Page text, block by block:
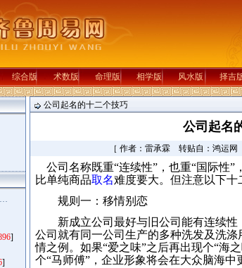
综合版 术数版 命理版 相学版 风水版 择吉
…
]
]
公司起名的十二个技巧
公司起名
［ 作者：雷承霖 转贴自：鸿运
公司名称既重“连续性”，也重“国际性”
比单纯商品取名难度要大。但注意以下十
规则一：移情别恋
新成立公司最好与旧公司能有连续性
公司就有同一公司生产的多种洗发及洗涤
情之例。如果“爱之味”之后再出现个“海
个“马师傅”，企业形象将会在大众脑海中